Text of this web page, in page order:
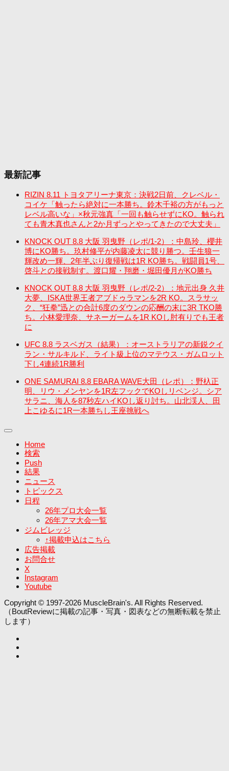
最新記事
RIZIN 8.11 トヨタアリーナ東京：決戦2日前、クレベル・
コイケ「触ったら絶対に一本勝ち。鈴木千裕の方がもっと
レベル高いな」×秋元強真「一回も触らせずにKO。触られ
ても青木真也さんと2か月ずっとやってきたので大丈夫」
KNOCK OUT 8.8 大阪 羽曳野（レポ/1-2）：中島玲、櫻井
博にKO勝ち。玖村修平が内藤凌太に競り勝つ。壬生狼一
輝改め一輝、2年半ぶり復帰戦は1R KO勝ち。戦闘員1号、
啓斗との接戦制す。渡口耀・翔磨・堀田優月がKO勝ち
KNOCK OUT 8.8 大阪 羽曳野（レポ/2-2）：地元出身 久井
大夢、ISKA世界王者アブドゥラマンを2R KO。スラサッ
ク、“狂拳”迅との合計6度のダウンの応酬の末に3R TKO勝
ち。小林愛理奈、サネーガームを1R KOし肘有りでも王者
に
UFC 8.8 ラスベガス（結果）：オーストラリアの新鋭クイ
ラン・サルキルド、ライト級上位のマテウス・ガムロット
下し4連続1R勝利
ONE SAMURAI 8.8 EBARA WAVE大田（レポ）：野杁正
明、リウ・メンヤンを1R左フックでKOしリベンジ。シア
サラニ、海人を87秒左ハイKOし返り討ち。山北渓人、田
上こゆるに1R一本勝ちし王座挑戦へ
Home
検索
Push
結果
ニュース
トピックス
日程
26年プロ大会一覧
26年アマ大会一覧
ジムビレッジ
↑掲載申込はこちら
広告掲載
お問合せ
X
Instagram
Youtube
Copyright © 1997-2026 MuscleBrain's. All Rights Reserved.
（BoutReviewに掲載の記事・写真・図表などの無断転載を禁止
します）